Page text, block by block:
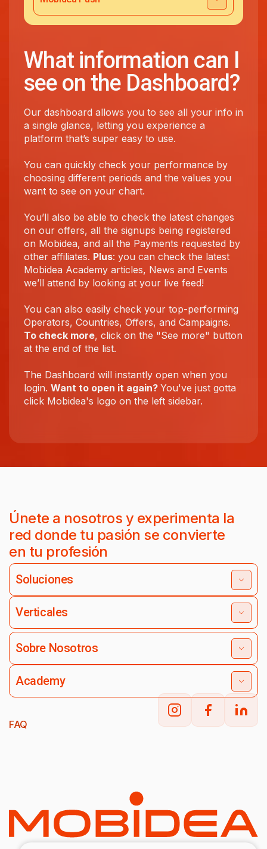
What information can I
see on the Dashboard?
Our dashboard allows you to see all your info in
a single glance, letting you experience a
platform that’s super easy to use.
You can quickly check your performance by
choosing different periods and the values you
want to see on your chart.
You’ll also be able to check the latest changes
on our offers, all the signups being registered
on Mobidea, and all the Payments requested by
other affiliates. Plus: you can check the latest
Mobidea Academy articles, News and Events
we’ll attend by looking at your live feed!
You can also easily check your top-performing
Operators, Countries, Offers, and Campaigns.
To check more, click on the "See more" button
at the end of the list.
The Dashboard will instantly open when you
login. Want to open it again? You've just gotta
click Mobidea's logo on the left sidebar.
Únete a nosotros y experimenta la
red donde tu pasión se convierte
en tu profesión
Soluciones
Verticales
Sobre Nosotros
Academy
FAQ